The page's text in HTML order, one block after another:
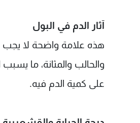
آثار الدم في البول
هذه علامة واضحة لا يجب
والحالب والمثانة، ما
على كمية الدم فيه.